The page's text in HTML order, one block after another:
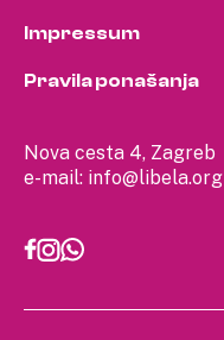
Nova cesta 4, Zagreb
e-mail: info@libela.org
Impressum
Pravila ponašanja